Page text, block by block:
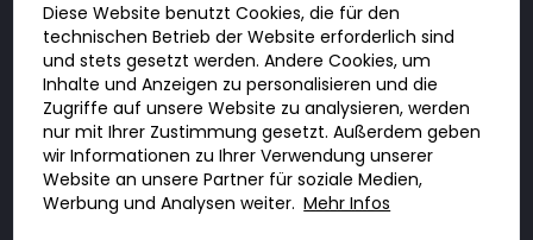
Doktorabc.com ist eine Vermittlungsplattform. Doktorabc ist ausdrücklich
keine Internetapotheke. Doktorabc bietet keine Medikamente oder
sonstige Produkte an oder liefert diese. Jegliche Informationen zu
Produkten, Medikamenten und Preisen auf der Internetseite beinhalten
kein Angebot von Doktorabc an Sie. Für die Einhaltung der in Ihrem Land
geltenden Gesetze und sonstigen Rechtsvorschriften sind Sie als Nutzer
selbst verantwortlich. Die Nutzung unseres Services auf Doktorabc durch
Sie erfolgt auf eigenes Risiko und in eigener Verantwortung. Sie erklären,
diese Internetseite aus eigener Initiative zu besuchen und zu nutzen.
Diese Website benutzt Cookies, die für den
technischen Betrieb der Website erforderlich sind
und stets gesetzt werden. Andere Cookies, um
Inhalte und Anzeigen zu personalisieren und die
Zugriffe auf unsere Website zu analysieren, werden
nur mit Ihrer Zustimmung gesetzt. Außerdem geben
wir Informationen zu Ihrer Verwendung unserer
Website an unsere Partner für soziale Medien,
Werbung und Analysen weiter. Mehr Infos